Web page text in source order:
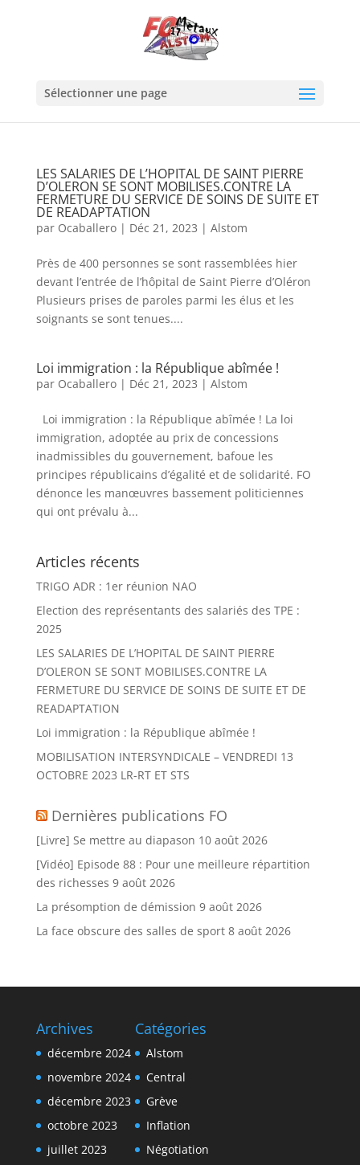
Sélectionner une page
LES SALARIES DE L’HOPITAL DE SAINT PIERRE
D’OLERON SE SONT MOBILISES.CONTRE LA
FERMETURE DU SERVICE DE SOINS DE SUITE ET
DE READAPTATION
par Ocaballero| Déc 21, 2023 | Alstom
Près de 400 personnes se sont rassemblées hier
devant l’entrée de l’hôpital de Saint Pierre d’Oléron
Plusieurs prises de paroles parmi les élus et les
soignants se sont tenues....
Loi immigration : la République abîmée !
par Ocaballero| Déc 21, 2023 | Alstom
Loi immigration : la République abîmée ! La loi
immigration, adoptée au prix de concessions
inadmissibles du gouvernement, bafoue les
principes républicains d’égalité et de solidarité. FO
dénonce les manœuvres bassement politiciennes
qui ont prévalu à...
Articles récents
TRIGO ADR : 1er réunion NAO
Election des représentants des salariés des TPE :
2025
LES SALARIES DE L’HOPITAL DE SAINT PIERRE
D’OLERON SE SONT MOBILISES.CONTRE LA
FERMETURE DU SERVICE DE SOINS DE SUITE ET DE
READAPTATION
Loi immigration : la République abîmée !
MOBILISATION INTERSYNDICALE – VENDREDI 13
OCTOBRE 2023 LR-RT ET STS
Dernières publications FO
[Livre] Se mettre au diapason 10 août 2026
[Vidéo] Episode 88 : Pour une meilleure répartition
des richesses 9 août 2026
La présomption de démission 9 août 2026
La face obscure des salles de sport 8 août 2026
Archives
décembre 2024
novembre 2024
décembre 2023
octobre 2023
juillet 2023
Catégories
Alstom
Central
Grève
Inflation
Négotiation